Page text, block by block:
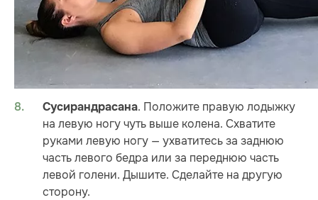
Сусирандрасана. Положите правую лодыжку
на левую ногу чуть выше колена. Схватите
руками левую ногу — ухватитесь за заднюю
часть левого бедра или за переднюю часть
левой голени. Дышите. Сделайте на другую
сторону.